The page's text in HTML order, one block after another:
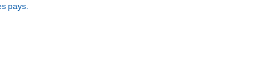
pays.